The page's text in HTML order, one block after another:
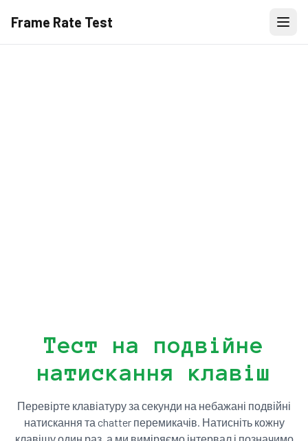
Frame Rate Test
Тест на подвійне
натискання клавіш
Перевірте клавіатуру за секунди на небажані подвійні
натискання та chatter перемикачів. Натисніть кожну